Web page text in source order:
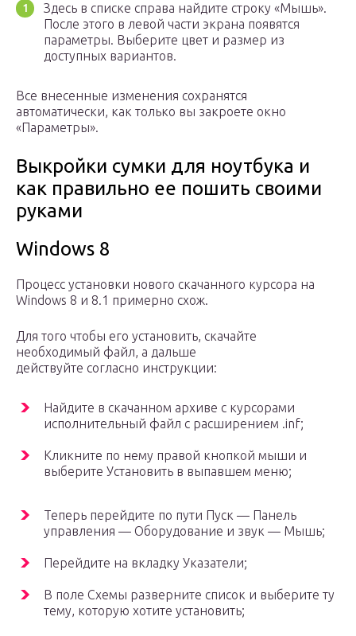
Здесь в списке справа найдите строку «Мышь».
После этого в левой части экрана появятся
параметры. Выберите цвет и размер из
доступных вариантов.
Все внесенные изменения сохранятся
автоматически, как только вы закроете окно
«Параметры».
Выкройки сумки для ноутбука и
как правильно ее пошить своими
руками
Windows 8
Процесс установки нового скачанного курсора на
Windows 8 и 8.1 примерно схож.
Для того чтобы его установить, скачайте
необходимый файл, а дальше
действуйте согласно инструкции:
Найдите в скачанном архиве с курсорами
исполнительный файл с расширением .inf;
Кликните по нему правой кнопкой мыши и
выберите Установить в выпавшем меню;
Теперь перейдите по пути Пуск — Панель
управления — Оборудование и звук — Мышь;
Перейдите на вкладку Указатели;
В поле Схемы разверните список и выберите ту
тему, которую хотите установить;